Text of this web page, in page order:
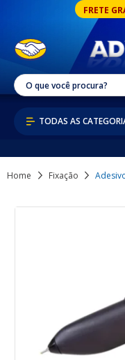
FRETE
Home Fixação